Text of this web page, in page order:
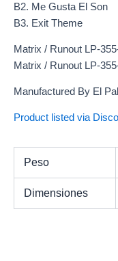
B2. Me Gusta El Son
B3. Exit Theme
Matrix / Runout LP-
Matrix / Runout LP-
Manufactured By El
Product listed via
Peso
Dimensiones